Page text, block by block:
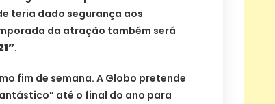
teria dado segurança aos
da atração também será
.
fim de semana. A Globo pretende
até o final do ano para